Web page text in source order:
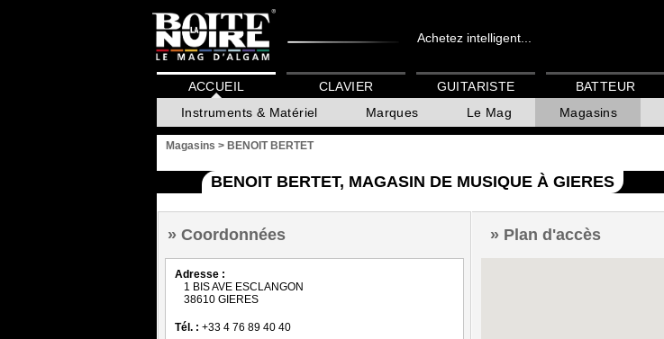
Achetez intelligent...
ACCUEIL
Instruments & Matériel
Marques Le Mag Magasins
CLAVIER GUITARISTE BATTEUR
Magasins > BENOIT BERTET
BENOIT BERTET, MAGASIN DE MUSIQUE À GIERES
Coordonnées
Adresse :
1 BIS AVE ESCLANGON
38610 GIERES
Tél. : +33 4 76 89 40 40
Plan d'accès